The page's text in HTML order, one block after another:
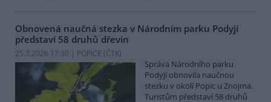
Obnovená naučná stezka v Národním parku Podyjí
představí 58 druhů dřevin
25.7.2026 17:30 | POPICE (ČTK)
Správa Národního parku
Podyjí obnovila naučnou
stezku v okolí Popic u Znojma.
Turistům představí 58 druhů